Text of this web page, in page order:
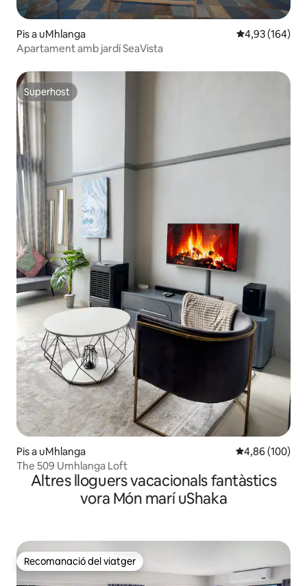
Pis a uMhlanga 4,93 de
4,93 (164)
Apartament amb jardí SeaVista
Superhost
Superhost
Pis a uMhlanga 4,86 de
4,86 (100)
The 509 Umhlanga Loft
Altres lloguers vacacionals fantàstics
vora Món marí uShaka
Recomanació del viatger
Recomanació del viatger